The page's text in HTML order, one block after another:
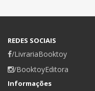
REDES SOCIAIS
/LivrariaBooktoy
/BooktoyEditora
Informações